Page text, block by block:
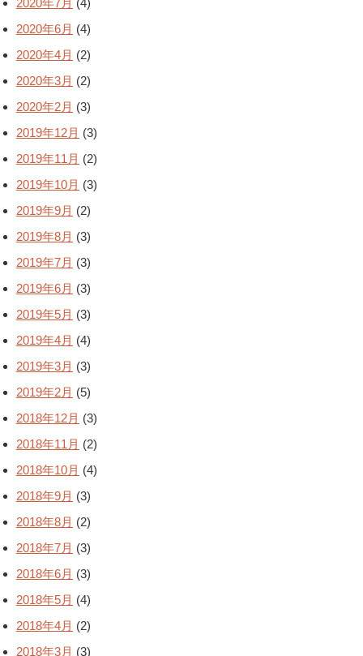
2020年7月 (4)
2020年6月 (4)
2020年4月 (2)
2020年3月 (2)
2020年2月 (3)
2019年12月 (3)
2019年11月 (2)
2019年10月 (3)
2019年9月 (2)
2019年8月 (3)
2019年7月 (3)
2019年6月 (3)
2019年5月 (3)
2019年4月 (4)
2019年3月 (3)
2019年2月 (5)
2018年12月 (3)
2018年11月 (2)
2018年10月 (4)
2018年9月 (3)
2018年8月 (2)
2018年7月 (3)
2018年6月 (3)
2018年5月 (4)
2018年4月 (2)
2018年3月 (3)